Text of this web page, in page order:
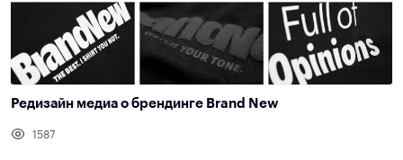
Редизайн медиа о брендинге Brand New
1587